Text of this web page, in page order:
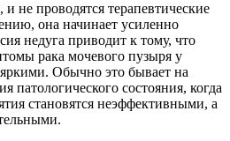
не проводятся терапевтические
она начинает усиленно
недуга приводит к тому, что
рака мочевого пузыря у
Обычно это бывает на
патологического состояния, когда
становятся неэффективными, а